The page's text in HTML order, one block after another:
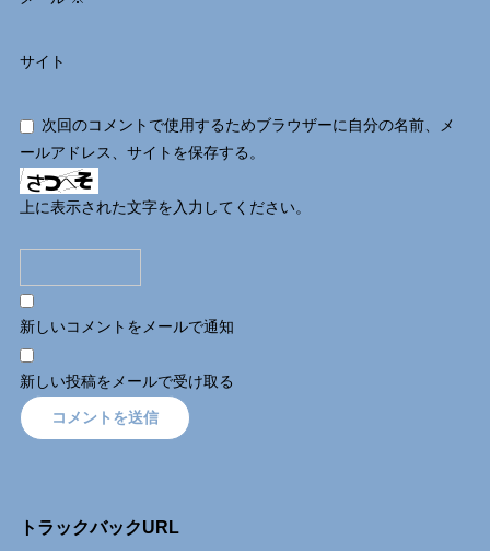
サイト
次回のコメントで使用するためブラウザーに自分の名前、メ
ールアドレス、サイトを保存する。
上に表示された文字を入力してください。
新しいコメントをメールで通知
新しい投稿をメールで受け取る
トラックバックURL